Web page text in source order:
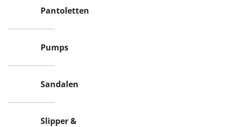
Pantoletten
Pumps
Sandalen
Slipper &